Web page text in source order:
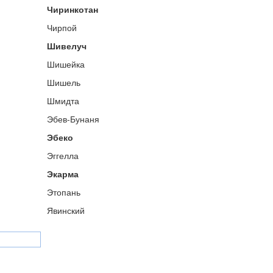
Чиринкотан
Чирпой
Шивелуч
Шишейка
Шишель
Шмидта
Эбев-Бунаня
Эбеко
Эггелла
Экарма
Этопань
Явинский